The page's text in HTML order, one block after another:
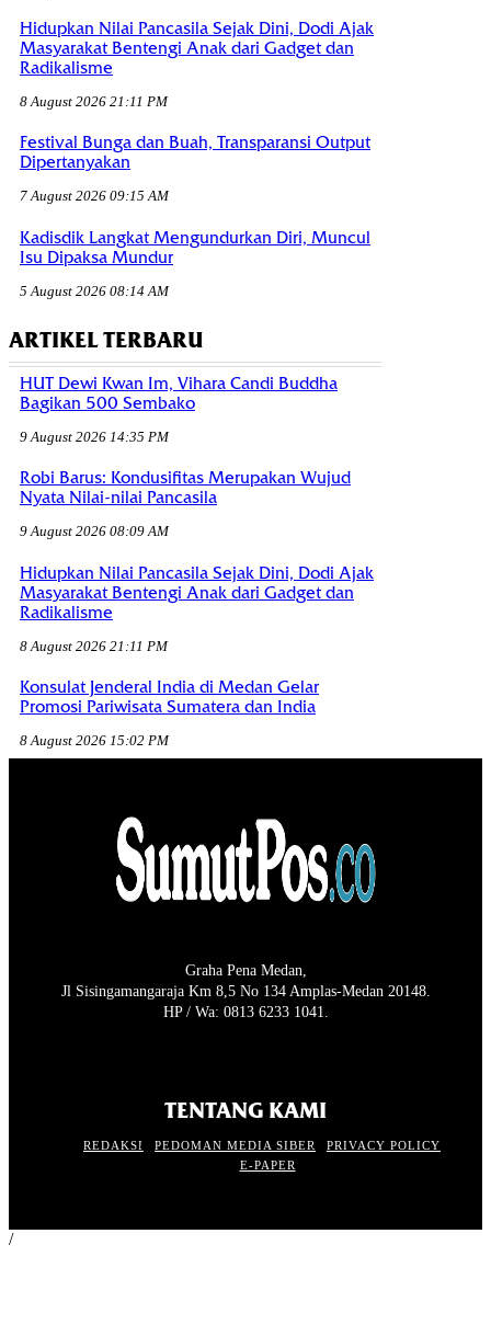
Hidupkan Nilai Pancasila Sejak Dini, Dodi Ajak
Masyarakat Bentengi Anak dari Gadget dan
Radikalisme
8 August 2026 21:11 PM
Festival Bunga dan Buah, Transparansi Output
Dipertanyakan
7 August 2026 09:15 AM
Kadisdik Langkat Mengundurkan Diri, Muncul
Isu Dipaksa Mundur
5 August 2026 08:14 AM
ARTIKEL TERBARU
HUT Dewi Kwan Im, Vihara Candi Buddha
Bagikan 500 Sembako
9 August 2026 14:35 PM
Robi Barus: Kondusifitas Merupakan Wujud
Nyata Nilai-nilai Pancasila
9 August 2026 08:09 AM
Hidupkan Nilai Pancasila Sejak Dini, Dodi Ajak
Masyarakat Bentengi Anak dari Gadget dan
Radikalisme
8 August 2026 21:11 PM
Konsulat Jenderal India di Medan Gelar
Promosi Pariwisata Sumatera dan India
8 August 2026 15:02 PM
Graha Pena Medan,
Jl Sisingamangaraja Km 8,5 No 134 Amplas-Medan 20148.
HP / Wa: 0813 6233 1041.
TENTANG KAMI
REDAKSI PEDOMAN MEDIA SIBER
PRIVACY POLICY
E-PAPER
/